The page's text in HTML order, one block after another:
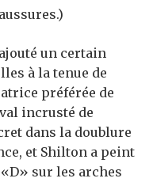
un certain
à la tenue de
préférée de
incrusté de
dans la doublure
et Shilton a peint
sur les arches